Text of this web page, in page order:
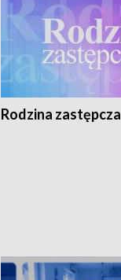
Rodzina zastępcza